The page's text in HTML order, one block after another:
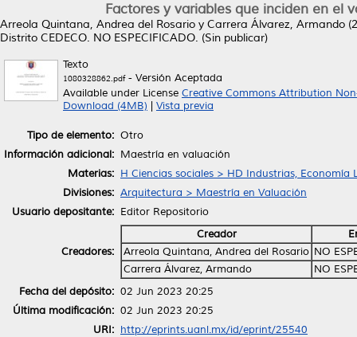
Factores y variables que inciden en el
Arreola Quintana, Andrea del Rosario y Carrera Álvarez, Armando
Distrito CEDECO. NO ESPECIFICADO. (Sin publicar)
Texto
1080328862.pdf- Versión Aceptada
Available under License Creative Commons Attribution
Download (4MB)
Vista previa
Tipo de elemento: Otro
Información adicional: Maestría en valuación
Materias: H Ciencias sociales > HD Industrias, Economía
Divisiones: Arquitectura > Maestría en Valuación
Usuario depositante: Editor Repositorio
Creadores:
Creador
Arreola Quintana, Andrea del Rosario NO
Carrera Álvarez, Armando
NO
Fecha del depósito: 02 Jun 2023 20:25
Última modificación: 02 Jun 2023 20:25
URI: http://eprints.uanl.mx/id/eprint/25540